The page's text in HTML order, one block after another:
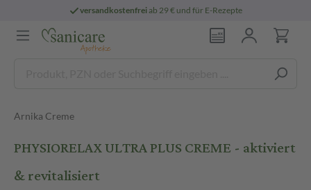
versandkostenfreiab 29 € und für E-Rezepte
Arnika Creme
PHYSIORELAX ULTRA PLUS CREME - aktiviert
& revitalisiert